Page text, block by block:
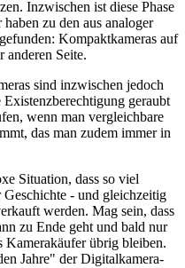
Inzwischen ist diese Phase
zu den aus analoger
Kompaktkameras auf
anderen Seite.
sind inzwischen jedoch
geraubt
wenn man vergleichbare
das man zudem immer in
Situation, dass so viel
- und gleichzeitig
werden. Mag sein, dass
zu Ende geht und bald nur
übrig bleiben.
Jahre" der Digitalkamera-